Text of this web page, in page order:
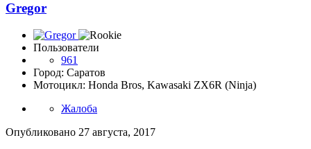
Gregor
Пользователи
961
Город: Саратов
Мотоцикл: Honda Bros, Kawasaki ZX6R (Ninja)
Жалоба
Опубликовано 27 августа, 2017